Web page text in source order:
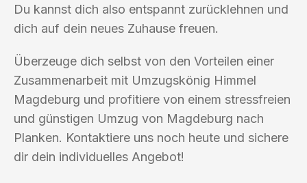
Du kannst dich also entspannt zurücklehnen und
dich auf dein neues Zuhause freuen.
Überzeuge dich selbst von den Vorteilen einer
Zusammenarbeit mit Umzugskönig Himmel
Magdeburg und profitiere von einem stressfreien
und günstigen Umzug von Magdeburg nach
Planken. Kontaktiere uns noch heute und sichere
dir dein individuelles Angebot!